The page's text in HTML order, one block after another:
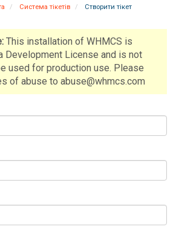
a
t
o
Система тікетів Створити тікет
This installation of WHMCS is
Development License and is not
used for production use. Please
of abuse to abuse@whmcs.com